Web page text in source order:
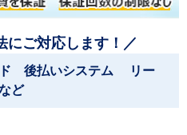
にご対応します！／
後払いシステム リー
ど